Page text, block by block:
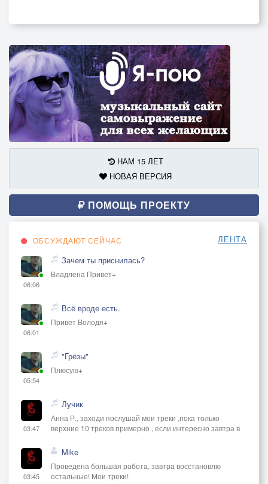
НАМ 15 ЛЕТ
НОВАЯ ВЕРСИЯ
ПОМОЩЬ ПРОЕКТУ
ОБСУЖДАЮТ СЕЙЧАС ЛЕНТА
06:06
Зачем ты приснилась?
Владлена Привет+
06:01
Всё вроде есть.
Привет Володя+
05:54
"Грёзы"
Плюсую+
03:47
Лучик
Анна Р., заходи послушай мои треки ,пока только
верхние 10 треков примерно , если интересно завтра в
03:45
Mike
Проведена большая работа, завтра восстановлю
остальные! Мои треки!